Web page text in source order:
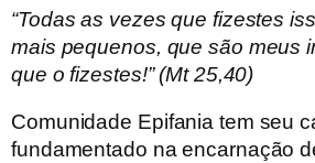
“Todas as vezes que fizestes
mais pequenos, que são meus
que o fizestes!” (Mt 25,40)
Comunidade Epifania tem seu
fundamentado na encarnação